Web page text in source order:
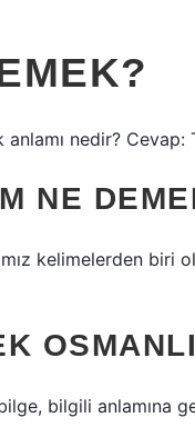
nedir? Cevap:
NE
kelimelerden biri
bilgili anlamına